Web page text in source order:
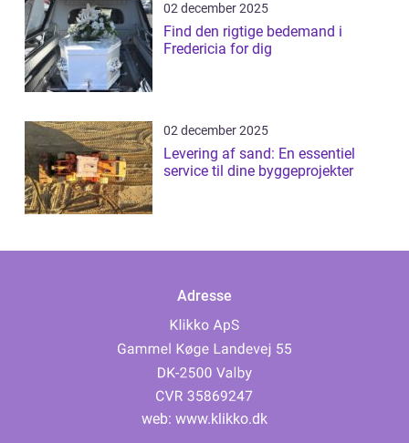
02 december 2025
Find den rigtige bedemand i
Fredericia for dig
02 december 2025
Levering af sand: En essentiel
service til dine byggeprojekter
Adresse
web: www.klikko.dk